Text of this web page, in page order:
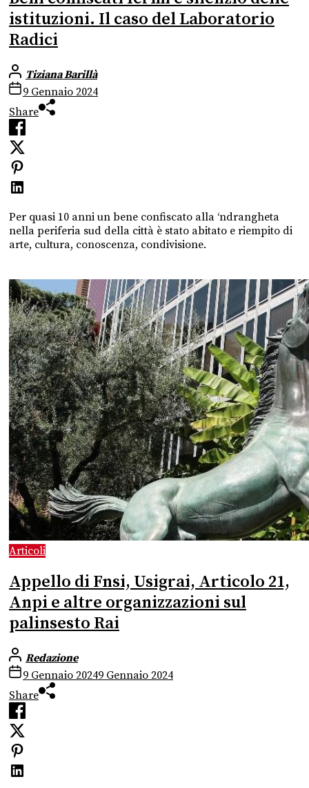
istituzioni. Il caso del Laboratorio
Radici
Tiziana Barillà
9 Gennaio 2024
Share
Per quasi 10 anni un bene confiscato alla ‘ndrangheta
nella periferia sud della città è stato abitato e riempito di
arte, cultura, conoscenza, condivisione.
Articoli
Appello di Fnsi, Usigrai, Articolo 21,
Anpi e altre organizzazioni sul
palinsesto Rai
Redazione
9 Gennaio 20249 Gennaio 2024
Share